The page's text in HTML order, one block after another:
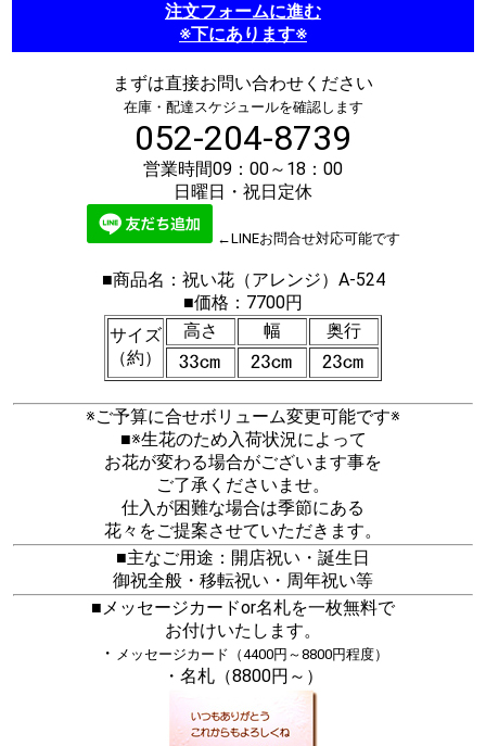
注文フォームに進む
※下にあります※
まずは直接お問い合わせください
在庫・配達スケジュールを確認します
052-204-8739
営業時間09：00～18：00
日曜日・祝日定休
←LINEお問合せ対応可能です
■商品名：祝い花（アレンジ）A-524
■価格：7700円
サイズ
（約）
高さ 幅 奥行
※ご予算に合せボリューム変更可能です※
■※生花のため入荷状況によって
お花が変わる場合がございます事を
ご了承くださいませ。
仕入が困難な場合は季節にある
花々をご提案させていただきます。
■主なご用途：開店祝い・誕生日
御祝全般・移転祝い・周年祝い等
■メッセージカードor名札を一枚無料で
お付けいたします。
・ メッセージカード（4400円～8800円程度）
・名札（8800円～）